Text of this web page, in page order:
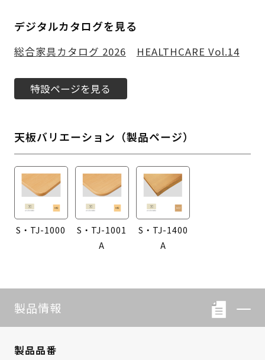
デジタルカタログを見る
総合家具カタログ 2026 HEALTHCARE Vol.14
特設ページを見る
天板バリエーション（製品ページ）
S・TJ-1000
S・TJ-1001
A
S・TJ-1400
A
製品情報
製品品番